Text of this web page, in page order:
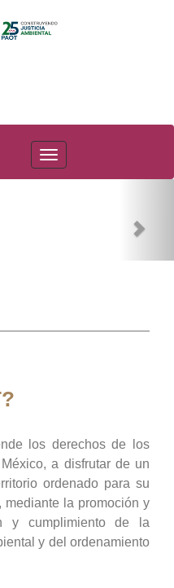
PAOT
los derechos de los
a disfrutar de un
ordenado para su
mediante la promoción y
y cumplimiento de la
y del ordenamiento